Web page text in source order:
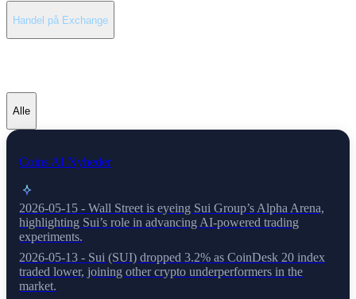
Handel på Exchange
Alle
Coins AI Nyheder
2026-05-15 - Wall Street is eyeing Sui Group’s Alpha Arena,
highlighting Sui’s role in advancing AI-powered trading
experiments.
2026-05-13 - Sui (SUI) dropped 3.2% as CoinDesk 20 index
traded lower, joining other crypto underperformers in the
market.